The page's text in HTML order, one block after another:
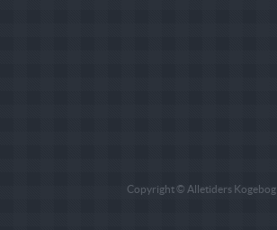
Copyright © Alletiders Kogebog